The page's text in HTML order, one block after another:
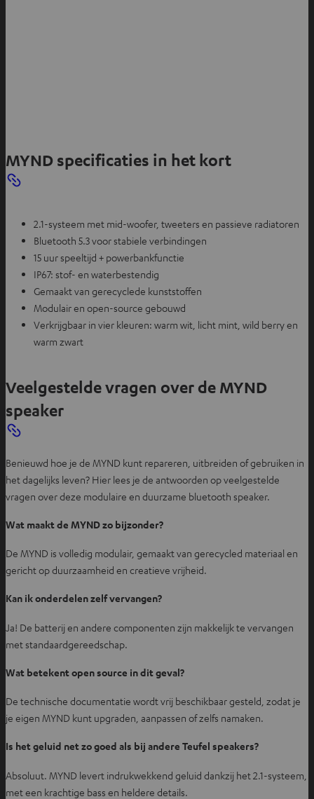
MYND specificaties in het kort
2.1-systeem met mid-woofer, tweeters en passieve radiatoren
Bluetooth 5.3 voor stabiele verbindingen
15 uur speeltijd + powerbankfunctie
IP67: stof- en waterbestendig
Gemaakt van gerecyclede kunststoffen
Modulair en open-source gebouwd
Verkrijgbaar in vier kleuren: warm wit, licht mint, wild berry en
warm zwart
Veelgestelde vragen over de MYND
speaker
Benieuwd hoe je de MYND kunt repareren, uitbreiden of gebruiken in
het dagelijks leven? Hier lees je de antwoorden op veelgestelde
vragen over deze modulaire en duurzame bluetooth speaker.
Wat maakt de MYND zo bijzonder?
De MYND is volledig modulair, gemaakt van gerecycled materiaal en
gericht op duurzaamheid en creatieve vrijheid.
Kan ik onderdelen zelf vervangen?
Ja! De batterij en andere componenten zijn makkelijk te vervangen
met standaardgereedschap.
Wat betekent open source in dit geval?
De technische documentatie wordt vrij beschikbaar gesteld, zodat je
je eigen MYND kunt upgraden, aanpassen of zelfs namaken.
Is het geluid net zo goed als bij andere Teufel speakers?
Absoluut. MYND levert indrukwekkend geluid dankzij het 2.1-systeem,
met een krachtige bass en heldere details.